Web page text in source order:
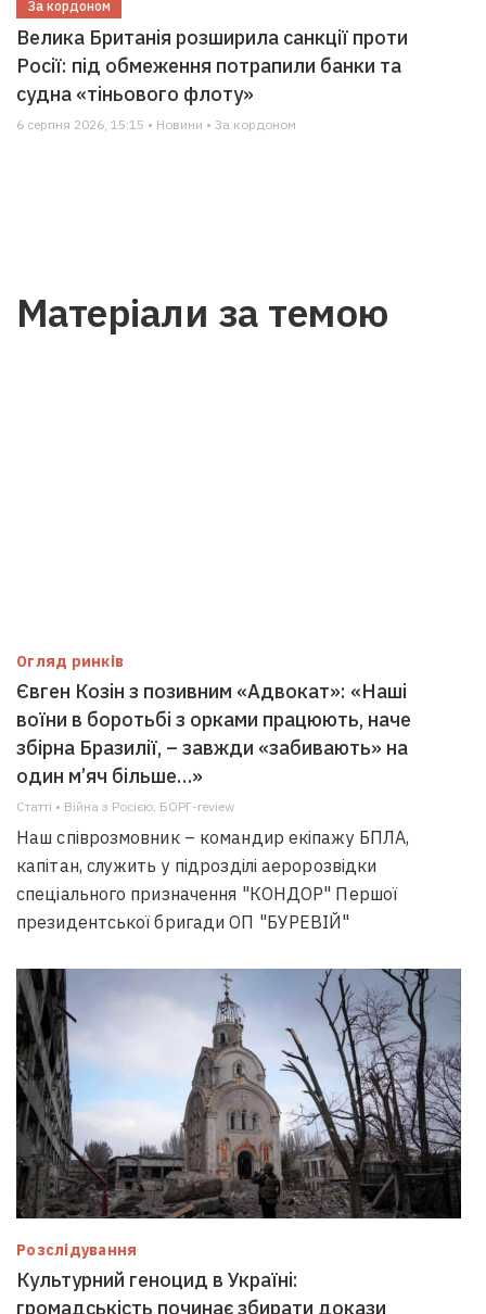
За кордоном
Велика Британія розширила санкції проти
Росії: під обмеження потрапили банки та
судна «тіньового флоту»
6 серпня 2026, 15:15 • Новини • За кордоном
Матеріали за темою
Огляд ринків
Євген Козін з позивним «Адвокат»: «Наші
воїни в боротьбі з орками працюють, наче
збірна Бразилії, – завжди «забивають» на
один м’яч більше…»
Статті • Війна з Росією; БОРГ-review
Наш співрозмовник – командир екіпажу БПЛА,
капітан, служить у підрозділі аеророзвідки
спеціального призначення "КОНДОР" Першої
президентської бригади ОП "БУРЕВІЙ"
Розслідування
Культурний геноцид в Україні:
громадськість починає збирати докази